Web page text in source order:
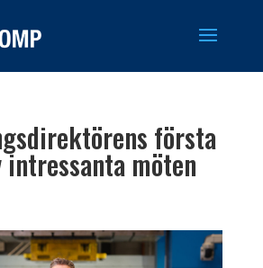
första
möten